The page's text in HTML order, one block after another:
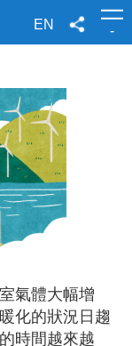
EN -
氣體大幅增
化的狀況日趨
時間越來越